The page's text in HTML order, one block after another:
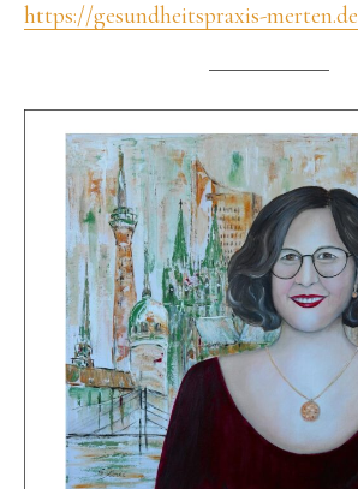
https://gesundheitspraxis-merten.de